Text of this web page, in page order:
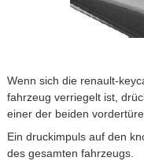
Wenn sich die renault-
fahrzeug verriegelt ist,
einer der beiden
Ein druckimpuls auf den
des gesamten fahrzeugs.